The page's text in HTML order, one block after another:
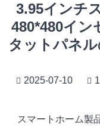
3.95インチ
480*480イン
タットパネ
2025-07-10
スマートホーム製